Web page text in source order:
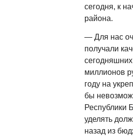
сегодня, к
района.
— Для нас
получали
миллионов
году на
бы
Республики
уделять
назад из